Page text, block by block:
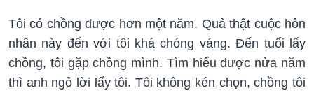
Tôi có chồng được hơn một năm. Quả thật cuộc hôn
nhân này đến với tôi khá chóng váng. Đến tuổi lấy
chồng, tôi gặp chồng mình. Tìm hiểu được nửa năm
thì anh ngỏ lời lấy tôi. Tôi không kén chọn, chồng tôi